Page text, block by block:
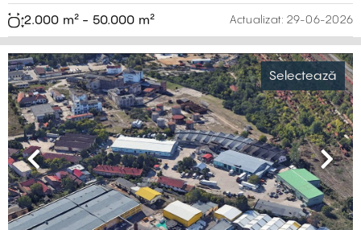
52,650 m²
50,000 m²
12,000 m²
1,600 m²
2.000 m² - 50.000 m² Actualizat: 29-06-2026
Selectează
Previous Next